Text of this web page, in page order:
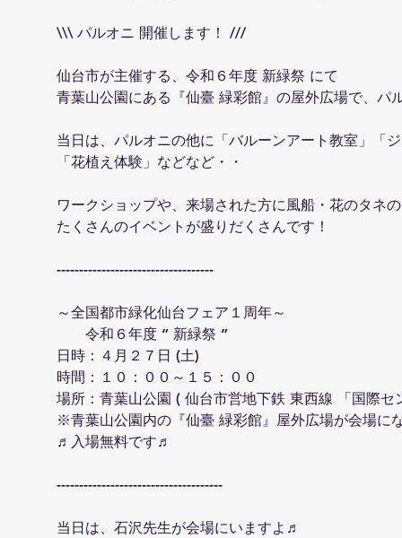
\\\ パルオニ 開催します！ ///
仙台市が主催する、令和６年度 新緑祭 にて
青葉山公園にある『仙臺 緑彩館』の屋外広場で、パ
当日は、パルオニの他に「バルーンアート教室」「
「花植え体験」などなど・・
ワークショップや、来場された方に風船・花のタネ
たくさんのイベントが盛りだくさんです！
-----------------------------------
～全国都市緑化仙台フェア１周年～
令和６年度 ” 新緑祭 ”
日時：４月２７日 (土)
時間：１０：００～１５：００
場所：青葉山公園 ( 仙台市営地下鉄 東西線 「国際セ
※青葉山公園内の『仙臺 緑彩館』屋外広場が会場に
♬入場無料です♬
-------------------------------------
当日は、石沢先生が会場にいますよ♬